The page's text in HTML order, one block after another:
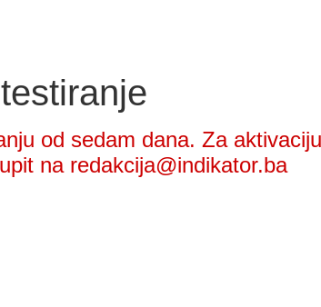
od sedam dana. Za
na redakcija@indikator.ba